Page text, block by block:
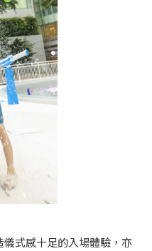
式感十足的入場體驗，亦